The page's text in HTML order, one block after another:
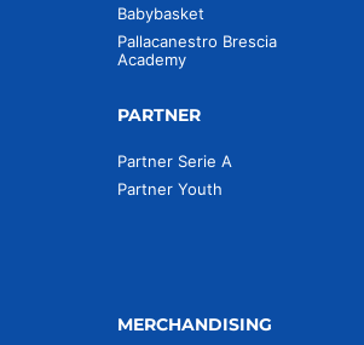
Babybasket
Pallacanestro Brescia
Academy
PARTNER
Partner Serie A
Partner Youth
MERCHANDISING